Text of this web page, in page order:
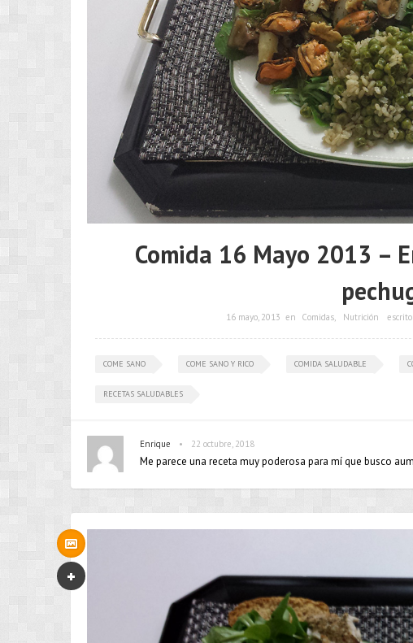
Comida 16 Mayo 2013 –
16 mayo, 2013 en Comidas, Nutrición
COME SANO COME SANO Y RICO COMIDA SALUDABLE
RECETAS SALUDABLES
Enrique • 22 octubre, 2018
Me parece una receta muy poderosa para mí que busco